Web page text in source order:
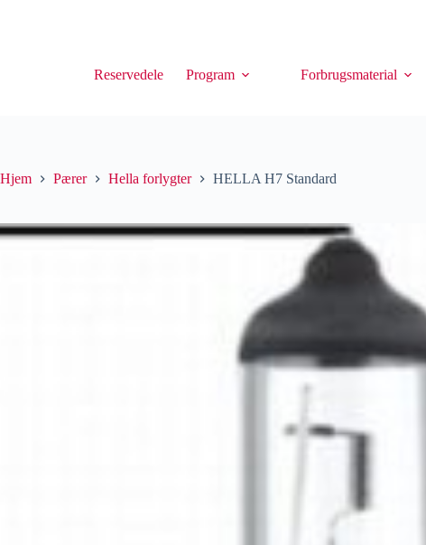
Reservedele Program Forbrugsmaterial
Hjem Pærer Hella forlygter HELLA H7 Standard